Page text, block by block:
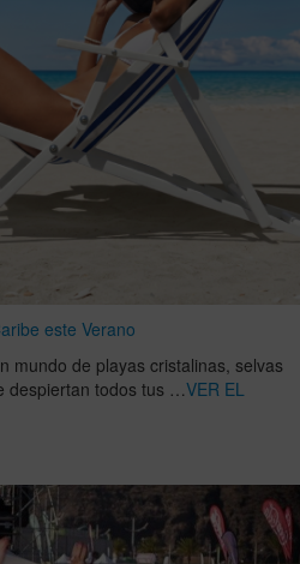
este Verano
mundo de playas cristalinas, selvas
despiertan todos tus …VER EL